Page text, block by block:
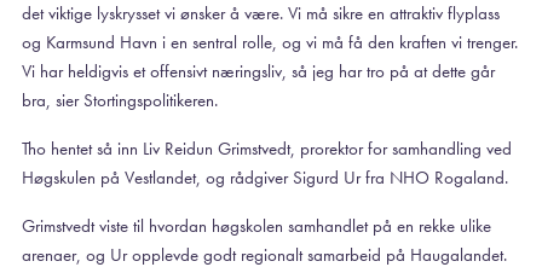
det viktige lyskrysset vi ønsker å være. Vi må sikre en attraktiv flyplass
og Karmsund Havn i en sentral rolle, og vi må få den kraften vi trenger.
Vi har heldigvis et offensivt næringsliv, så jeg har tro på at dette går
bra, sier Stortingspolitikeren.
Tho hentet så inn Liv Reidun Grimstvedt, prorektor for samhandling ved
Høgskulen på Vestlandet, og rådgiver Sigurd Ur fra NHO Rogaland.
Grimstvedt viste til hvordan høgskolen samhandlet på en rekke ulike
arenaer, og Ur opplevde godt regionalt samarbeid på Haugalandet.